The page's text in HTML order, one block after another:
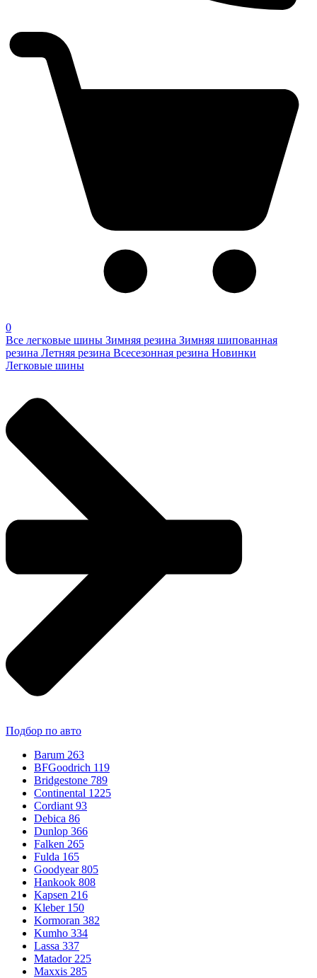
0
Все легковые шины Зимняя резина Зимняя шипованная
резина Летняя резина Всесезонная резина Новинки
Легковые шины
Подбор по авто
Barum 263
BFGoodrich 119
Bridgestone 789
Continental 1225
Cordiant 93
Debica 86
Dunlop 366
Falken 265
Fulda 165
Goodyear 805
Hankook 808
Kapsen 216
Kleber 150
Kormoran 382
Kumho 334
Lassa 337
Matador 225
Maxxis 285